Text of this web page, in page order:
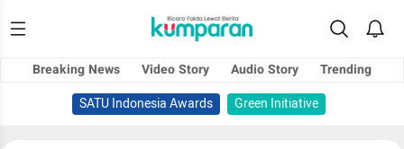
Breaking News Video Story Audio Story
Trending
SATU Indonesia Awards
Green Initiative